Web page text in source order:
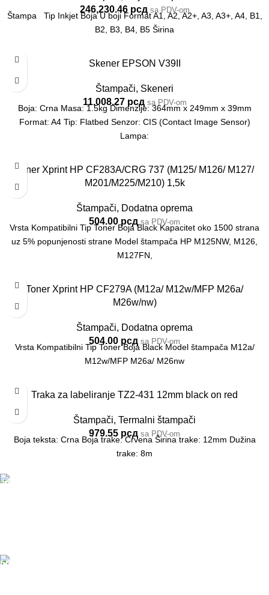
246,230.46 рсд sa PDV-om
Štampa Tip Inkjet Boja U boji Format A1, A2, A2+, A3, A3+, A4, B1,
B2, B3, B4, B5 Širina
Skener EPSON V39II
Štampači, Skeneri
11,008.27 рсд sa PDV-om
Boja: Crna Masa: 1.5kg Dimenzije: 364mm x 249mm x 39mm
Format: A4 Tip: Flatbed Senzor: CIS (Contact Image Sensor)
Lampa:
Toner Xprint HP CF283A/CRG 737 (M125/ M126/ M127/
M201/M225/M210) 1,5k
Štampači, Dodatna oprema
504.00 рсд sa PDV-om
Vrsta Kompatibilni Tip Toner Boja Black Kapacitet oko 1500 strana
uz 5% popunjenosti strane Model štampača HP M125NW, M126,
M127FN,
Toner Xprint HP CF279A (M12a/ M12w/MFP M26a/
M26w/nw)
Štampači, Dodatna oprema
504.00 рсд sa PDV-om
Vrsta Kompatibilni Tip Toner Boja Black Model štampača M12a/
M12w/MFP M26a/ M26nw
Traka za labeliranje TZ2-431 12mm black on red
Štampači, Termalni štampači
979.55 рсд sa PDV-om
Boja teksta: Crna Boja trake: Crvena Širina trake: 12mm Dužina
trake: 8m